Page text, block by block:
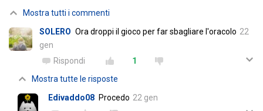
Mostra tutti i commenti
SOLERO Ora droppi il gioco per far sbagliare l'oracolo 22
gen
Rispondi
1
Mostra tutte le risposte
Edivaddo08 Procedo 22 gen